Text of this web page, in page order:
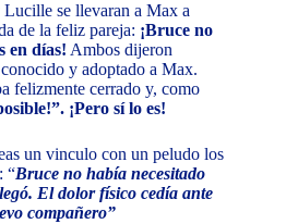
Lucille se llevaran a Max a
de la feliz pareja: ¡Bruce no
en días! Ambos dijeron
y adoptado a Max.
felizmente cerrado y, como
¡Pero sí lo es!
un vinculo con un peludo los
“Bruce no había necesitado
El dolor físico cedía ante
compañero”